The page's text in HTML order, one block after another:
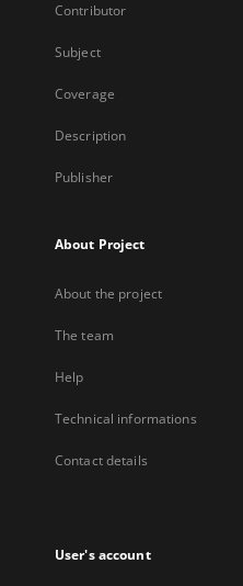
Contributor
Subject
Coverage
Description
Publisher
About Project
About the project
The team
Help
Technical informations
Contact details
User's account